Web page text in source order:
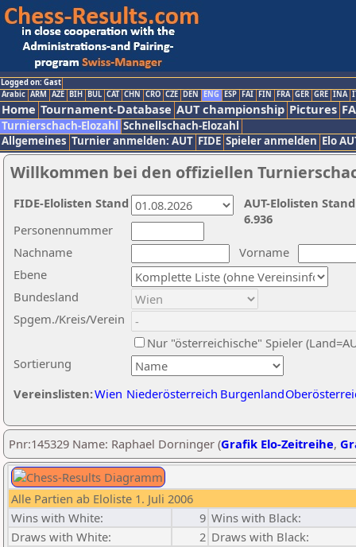
Logged on: Gast
Arabic ARM AZE BIH BUL CAT CHN CRO CZE DEN ENG ESP FAI FIN FRA GER GRE INA
Home Tournament-Database AUT championship Pictures
Turnierschach-Elozahl Schnellschach-Elozahl
Allgemeines Turnier anmelden: AUT FIDE Spieler anmelden Elo
Willkommen bei den offiziellen
Nachname
Vorname
Ebene
Sortierung
Personennummer
Bundesland
Spgem./Kreis/Verein
Nur "österreichische" Spieler
Vereinslisten:Wien Niederösterreich Burgenland
AUT-Elolisten
6.936
FIDE-Elolisten Stand
Pnr:145329 Name: Raphael Dorninger (Grafik Elo-Zeitreihe,
Alle Partien ab Eloliste 1. Juli 2006
Wins with White:
9 Wins with Black:
Draws with White:
2 Draws with Black: